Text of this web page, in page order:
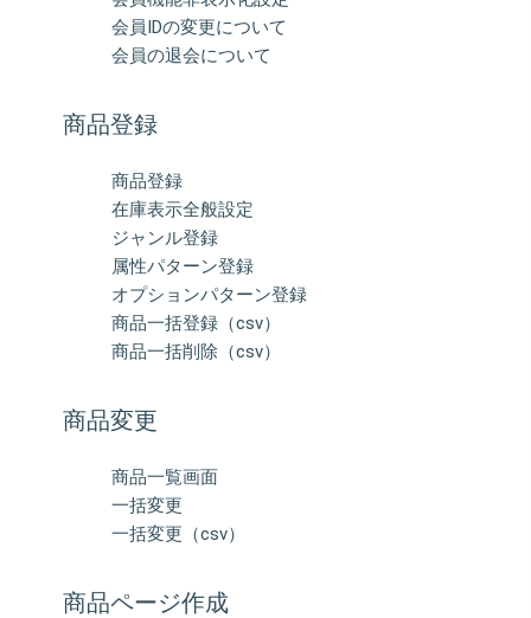
会員IDの変更について
会員の退会について
商品登録
商品登録
在庫表示全般設定
ジャンル登録
属性パターン登録
オプションパターン登録
商品一括登録（csv）
商品一括削除（csv）
商品変更
商品一覧画面
一括変更
一括変更（csv）
商品ページ作成